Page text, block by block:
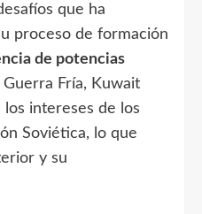
que ha
proceso de formación
de potencias
Fría, Kuwait
intereses de los
Soviética, lo que
y su